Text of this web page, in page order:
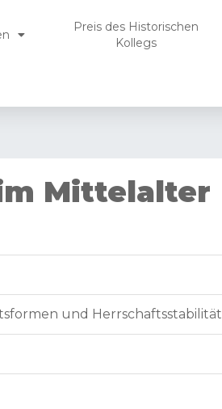
Preis des Historischen
Kollegs
Mittelalter
und Herrschaftsstabilität